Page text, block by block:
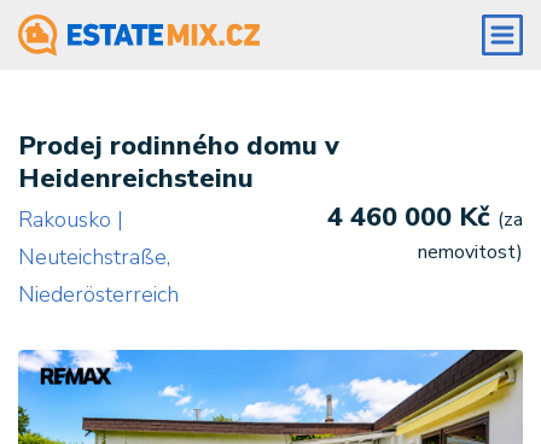
Prodej rodinného domu v
Heidenreichsteinu
Rakousko |
Neuteichstraße,
Niederösterreich
4 460 000 Kč (za
nemovitost)